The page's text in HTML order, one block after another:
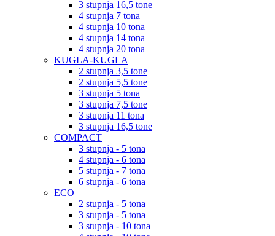
3 stupnja 16,5 tone
4 stupnja 7 tona
4 stupnja 10 tona
4 stupnja 14 tona
4 stupnja 20 tona
KUGLA-KUGLA
2 stupnja 3,5 tone
2 stupnja 5,5 tone
3 stupnja 5 tona
3 stupnja 7,5 tone
3 stupnja 11 tona
3 stupnja 16,5 tone
COMPACT
3 stupnja - 5 tona
4 stupnja - 6 tona
5 stupnja - 7 tona
6 stupnja - 6 tona
ECO
2 stupnja - 5 tona
3 stupnja - 5 tona
3 stupnja - 10 tona